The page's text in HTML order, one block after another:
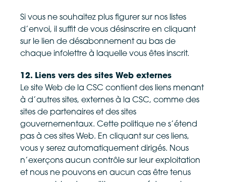
Si vous ne souhaitez plus figurer sur nos listes
d’envoi, il suffit de vous désinscrire en cliquant
sur le lien de désabonnement au bas de
chaque infolettre à laquelle vous êtes inscrit.
12. Liens vers des sites Web externes
Le site Web de la CSC contient des liens menant
à d’autres sites, externes à la CSC, comme des
sites de partenaires et des sites
gouvernementaux. Cette politique ne s’étend
pas à ces sites Web. En cliquant sur ces liens,
vous y serez automatiquement dirigés. Nous
n’exerçons aucun contrôle sur leur exploitation
et nous ne pouvons en aucun cas être tenus